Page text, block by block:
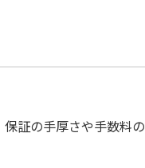
証の手厚さや手数料の